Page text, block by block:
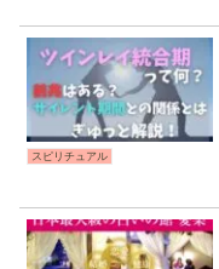
スピリチュアル